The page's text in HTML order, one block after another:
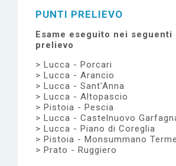
PUNTI PRELIEVO
Esame eseguito nei seguenti
prelievo
Lucca - Porcari
Lucca - Arancio
Lucca - Sant'Anna
Lucca - Altopascio
Pistoia - Pescia
Lucca - Castelnuovo
Lucca - Piano di Coreglia
Pistoia - Monsummano Terme
Prato - Ruggiero